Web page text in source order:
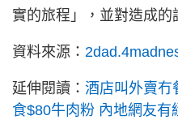
實的旅程」，並對造成的
資料來源：
延伸閱讀： 酒店叫外賣冇
食$80牛肉粉 內地網友有